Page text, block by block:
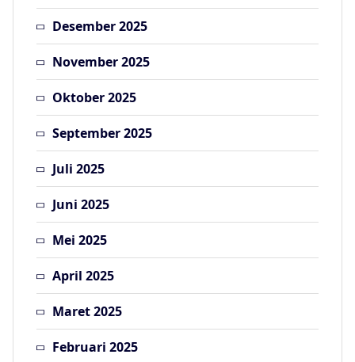
Desember 2025
November 2025
Oktober 2025
September 2025
Juli 2025
Juni 2025
Mei 2025
April 2025
Maret 2025
Februari 2025